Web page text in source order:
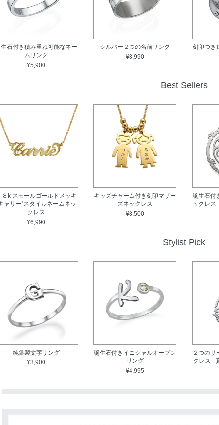
生石付き積み重ね可能なネー
ムリング
¥5,900
シルバー２つの名前リング
¥8,990
刻印つき
Best Sellers
８k スモールゴールドメッキ
ャリー”スタイルネームネッ
クレス
¥6,990
キッズチャーム付き刻印マザー
ズネックレス
¥8,500
誕生石付
ックレス
Stylist Pick
純銀製文字リング
¥3,900
誕生石付きイニシャルオープン
リング
¥4,995
２つのサ
クレス -